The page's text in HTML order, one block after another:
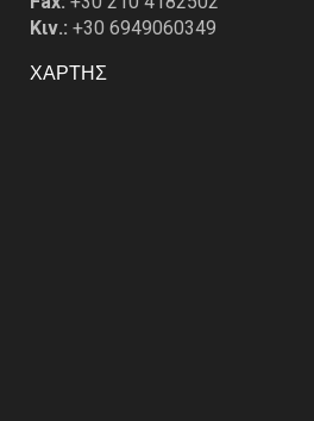
Κιν.: +30 6949060349
ΧΑΡΤΗΣ